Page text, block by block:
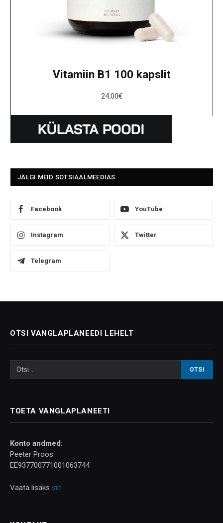
Vitamiin B1 100 kapslit
24.00€
JÄLGI MEID SOTSIAALMEEDIAS
Facebook YouTube
Instagram Twitter
Telegram
OTSI VANGLAPLANEEDI LEHELT
TOETA VANGLAPLANEETI
Konto andmed:
Peeter Proos
EE937700771001063744
Vaata lisaks siit